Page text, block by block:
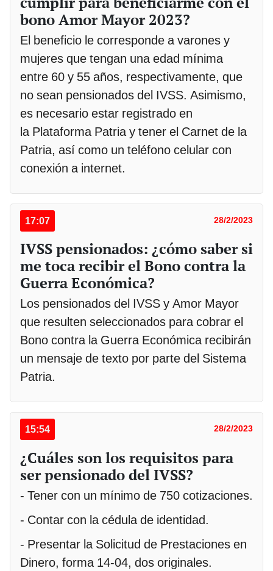
bono Amor Mayor 2023?
El beneficio le corresponde a varones y
mujeres que tengan una edad mínima
entre 60 y 55 años, respectivamente, que
no sean pensionados del IVSS. Asimismo,
es necesario estar registrado en
la Plataforma Patria y tener el Carnet de la
Patria, así como un teléfono celular con
conexión a internet.
17:07 28/2/2023
IVSS pensionados: ¿cómo saber si
me toca recibir el Bono contra la
Guerra Económica?
Los pensionados del IVSS y Amor Mayor
que resulten seleccionados para cobrar el
Bono contra la Guerra Económica recibirán
un mensaje de texto por parte del Sistema
Patria.
15:54 28/2/2023
¿Cuáles son los requisitos para
ser pensionado del IVSS?
- Tener con un mínimo de 750 cotizaciones.
- Contar con la cédula de identidad.
- Presentar la Solicitud de Prestaciones en
Dinero, forma 14-04, dos originales.